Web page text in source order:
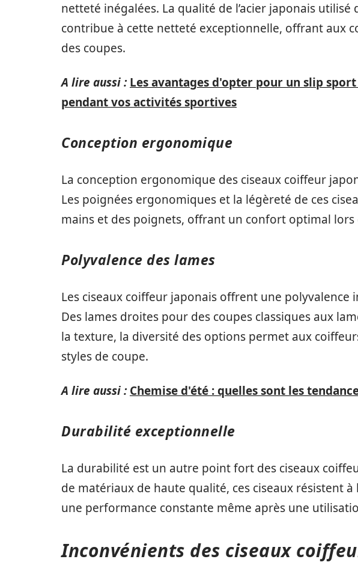
netteté inégalées. La qualité de l’acier japonais
contribue à cette netteté exceptionnelle, offrant aux
des coupes.
A lire aussi : Les avantages d'opter pour un slip
pendant vos activités sportives
Conception ergonomique
La conception ergonomique des ciseaux coiffeur
Les poignées ergonomiques et la légèreté de ces
mains et des poignets, offrant un confort optimal lors
Polyvalence des lames
Les ciseaux coiffeur japonais offrent une polyvalence
Des lames droites pour des coupes classiques aux
la texture, la diversité des options permet aux
styles de coupe.
A lire aussi : Chemise d'été : quelles sont les
Durabilité exceptionnelle
La durabilité est un autre point fort des ciseaux
de matériaux de haute qualité, ces ciseaux résistent
une performance constante même après une
Inconvénients des ciseaux